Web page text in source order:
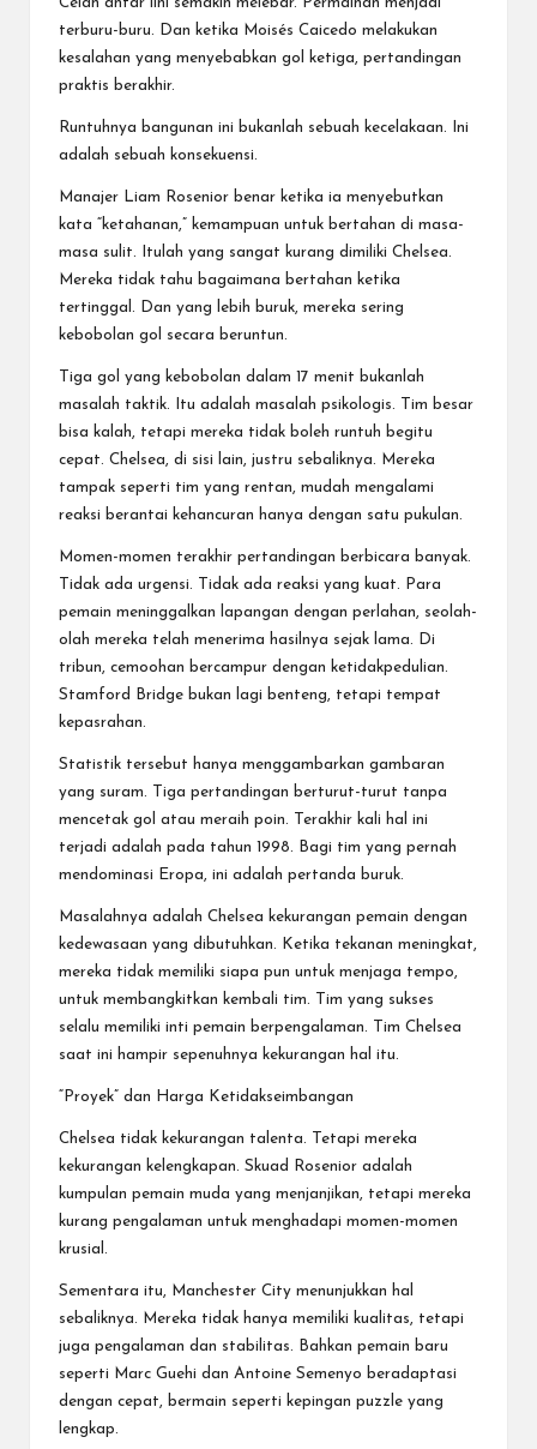
terburu-buru. Dan ketika Moisés Caicedo melakukan
kesalahan yang menyebabkan gol ketiga, pertandingan
praktis berakhir.
Runtuhnya bangunan ini bukanlah sebuah kecelakaan. Ini
adalah sebuah konsekuensi.
Manajer Liam Rosenior benar ketika ia menyebutkan
kata “ketahanan,” kemampuan untuk bertahan di masa-
masa sulit. Itulah yang sangat kurang dimiliki Chelsea.
Mereka tidak tahu bagaimana bertahan ketika
tertinggal. Dan yang lebih buruk, mereka sering
kebobolan gol secara beruntun.
Tiga gol yang kebobolan dalam 17 menit bukanlah
masalah taktik. Itu adalah masalah psikologis. Tim besar
bisa kalah, tetapi mereka tidak boleh runtuh begitu
cepat. Chelsea, di sisi lain, justru sebaliknya. Mereka
tampak seperti tim yang rentan, mudah mengalami
reaksi berantai kehancuran hanya dengan satu pukulan.
Momen-momen terakhir pertandingan berbicara banyak.
Tidak ada urgensi. Tidak ada reaksi yang kuat. Para
pemain meninggalkan lapangan dengan perlahan, seolah-
olah mereka telah menerima hasilnya sejak lama. Di
tribun, cemoohan bercampur dengan ketidakpedulian.
Stamford Bridge bukan lagi benteng, tetapi tempat
kepasrahan.
Statistik tersebut hanya menggambarkan gambaran
yang suram. Tiga pertandingan berturut-turut tanpa
mencetak gol atau meraih poin. Terakhir kali hal ini
terjadi adalah pada tahun 1998. Bagi tim yang pernah
mendominasi Eropa, ini adalah pertanda buruk.
Masalahnya adalah Chelsea kekurangan pemain dengan
kedewasaan yang dibutuhkan. Ketika tekanan meningkat,
mereka tidak memiliki siapa pun untuk menjaga tempo,
untuk membangkitkan kembali tim. Tim yang sukses
selalu memiliki inti pemain berpengalaman. Tim Chelsea
saat ini hampir sepenuhnya kekurangan hal itu.
“Proyek” dan Harga Ketidakseimbangan
Chelsea tidak kekurangan talenta. Tetapi mereka
kekurangan kelengkapan. Skuad Rosenior adalah
kumpulan pemain muda yang menjanjikan, tetapi mereka
kurang pengalaman untuk menghadapi momen-momen
krusial.
Sementara itu, Manchester City menunjukkan hal
sebaliknya. Mereka tidak hanya memiliki kualitas, tetapi
juga pengalaman dan stabilitas. Bahkan pemain baru
seperti Marc Guehi dan Antoine Semenyo beradaptasi
dengan cepat, bermain seperti kepingan puzzle yang
lengkap.